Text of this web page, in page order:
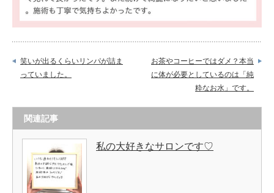
笑いが出るくらいリンパが詰ま
っていました。
お茶やコーヒーではダメ？本当
に体が必要としているのは「純
粋なお水」です。
関連記事
私の大好きなサロンです♡